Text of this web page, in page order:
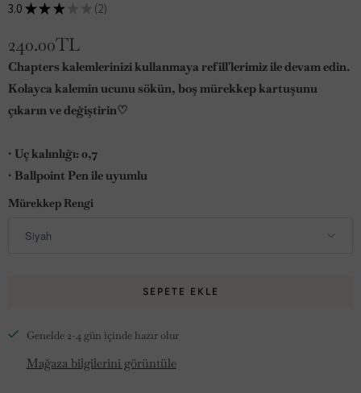
3.0 ★ ★ ★ 2
2
240.00TL
Chapters kalemlerinizi kullanmaya refill'lerimiz ile devam edin.
Kolayca kalemin ucunu sökün, boş mürekkep kartuşunu
çıkarın ve değiştirin♡
• Uç kalınlığı: 0,7
• Ballpoint Pen ile uyumlu
Mürekkep Rengi
SEPETE EKLE
Genelde 2-4 gün içinde hazır olur
Mağaza bilgilerini görüntüle